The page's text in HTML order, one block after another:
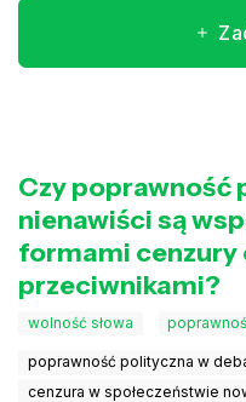
Czy poprawność
nienawiści są
formami cenzury
przeciwnikami?
wolność słowa
poprawność polityczna w
cenzura w społeczeństwie